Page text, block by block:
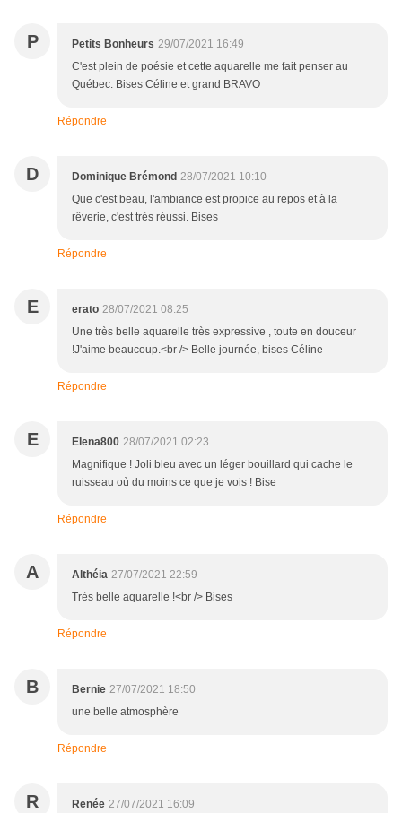
P Petits Bonheurs 29/07/2021 16:49
C'est plein de poésie et cette aquarelle me fait penser au
Québec. Bises Céline et grand BRAVO
Répondre
D Dominique Brémond 28/07/2021 10:10
Que c'est beau, l'ambiance est propice au repos et à la
rêverie, c'est très réussi. Bises
Répondre
E erato 28/07/2021 08:25
Une très belle aquarelle très expressive , toute en douceur
!J'aime beaucoup.<br /> Belle journée, bises Céline
Répondre
E Elena800 28/07/2021 02:23
Magnifique ! Joli bleu avec un léger bouillard qui cache le
ruisseau où du moins ce que je vois ! Bise
Répondre
A Althéia 27/07/2021 22:59
Très belle aquarelle !<br /> Bises
Répondre
B Bernie 27/07/2021 18:50
une belle atmosphère
Répondre
R Renée 27/07/2021 16:09